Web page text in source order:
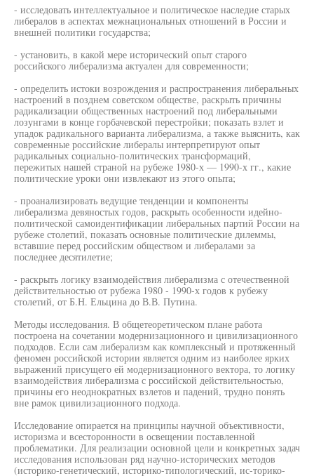
- исследовать интеллектуальное и политическое наследие старых
либералов в аспектах межнациональных отношений в России и
внешней политики государства;
- установить, в какой мере исторический опыт старого
российского либерализма актуален для современности;
- определить истоки возрождения и распространения либеральных
настроений в позднем советском обществе, раскрыть причины
радикализации общественных настроений под либеральными
лозунгами в конце горбачевской перестройки; показать взлет и
упадок радикального варианта либерализма, а также выяснить, как
современные российские либералы интерпретируют опыт
радикальных социально-политических трансформаций,
пережитых нашей страной на рубеже 1980-х — 1990-х гг., какие
политические уроки они извлекают из этого опыта;
- проанализировать ведущие тенденции и компоненты
либерализма девяностых годов, раскрыть особенности идейно-
политической самоидентификации либеральных партий России на
рубеже столетий, показать основные политические дилеммы,
вставшие перед российским обществом и либералами за
последнее десятилетие;
- раскрыть логику взаимодействия либерализма с отечественной
действительностью от рубежа 1980 - 1990-х годов к рубежу
столетий, от Б.Н. Ельцина до В.В. Путина.
Методы исследования. В общетеоретическом плане работа
построена на сочетании модернизационного и цивилизационного
подходов. Если сам либерализм как комплексный и протяженный
феномен российской истории является одним из наиболее ярких
выражений присущего ей модернизационного вектора, то логику
взаимодействия либерализма с российской действительностью,
причины его неоднократных взлетов и падений, трудно понять
вне рамок цивилизационного подхода.
Исследование опирается на принципы научной объективности,
историзма и всесторонности в освещении поставленной
проблематики. Для реализации основной цели и конкретных задач
исследования использован ряд научно-исторических методов
(историко-генетический, историко-типологический, ис-торико-